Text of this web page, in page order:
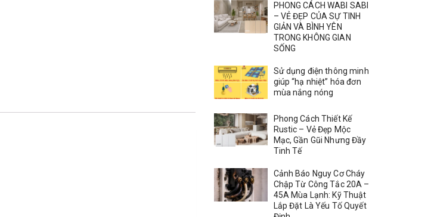
PHONG CÁCH WABI SABI
– VẺ ĐẸP CỦA SỰ TINH
GIẢN VÀ BÌNH YÊN
TRONG KHÔNG GIAN
SỐNG
Sử dụng điện thông minh
giúp “hạ nhiệt” hóa đơn
mùa nắng nóng
Phong Cách Thiết Kế
Rustic – Vẻ Đẹp Mộc
Mạc, Gần Gũi Nhưng Đầy
Tinh Tế
Cảnh Báo Nguy Cơ Cháy
Chập Từ Công Tắc 20A –
45A Mùa Lạnh: Kỹ Thuật
Lắp Đặt Là Yếu Tố Quyết